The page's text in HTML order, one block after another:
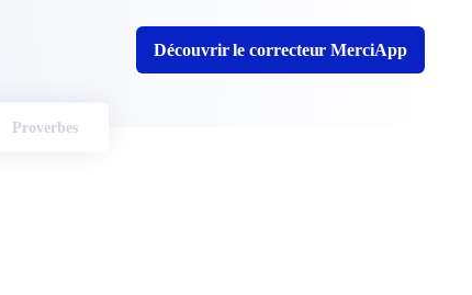
Découvrir le correcteur MerciApp
Proverbes